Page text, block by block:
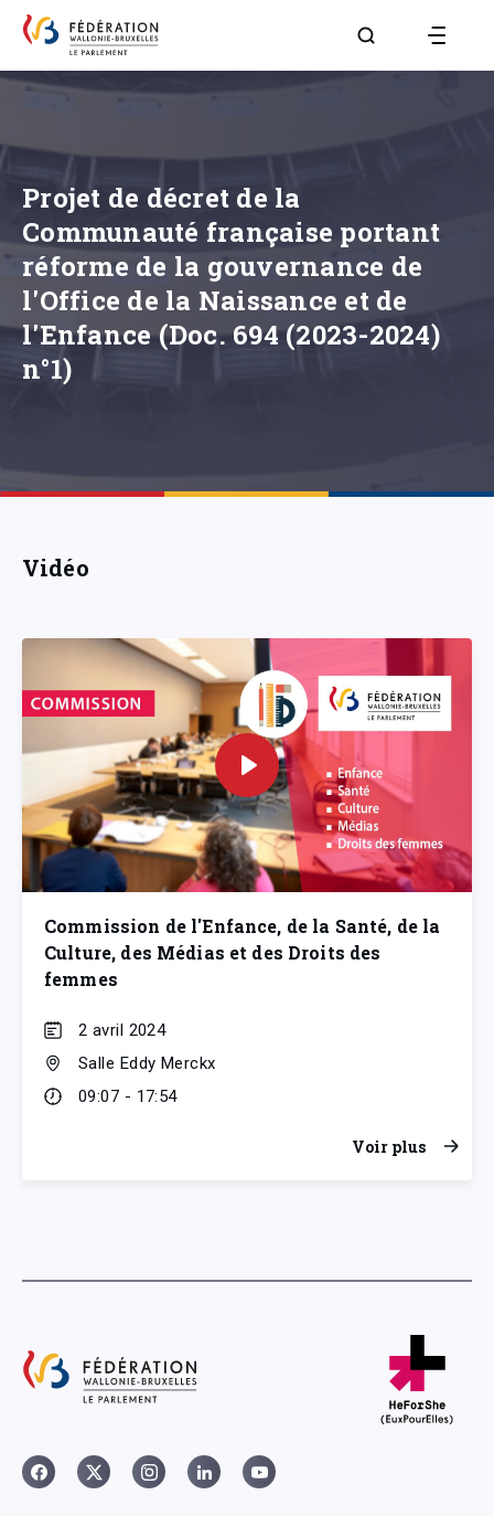
Aller à la page
Projet de décret de la
Communauté française portant
réforme de la gouvernance de
l'Office de la Naissance et de
l'Enfance (Doc. 694 (2023-2024)
n°1)
Vidéo
Commission de l'Enfance, de la Santé, de la
Culture, des Médias et des Droits des
femmes
2 avril 2024
Salle Eddy Merckx
09:07 - 17:54
Voir plus